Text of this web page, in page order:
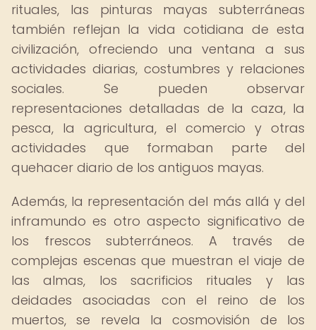
rituales, las pinturas mayas subterráneas
también reflejan la vida cotidiana de esta
civilización, ofreciendo una ventana a sus
actividades diarias, costumbres y relaciones
sociales. Se pueden observar
representaciones detalladas de la caza, la
pesca, la agricultura, el comercio y otras
actividades que formaban parte del
quehacer diario de los antiguos mayas.
Además, la representación del más allá y del
inframundo es otro aspecto significativo de
los frescos subterráneos. A través de
complejas escenas que muestran el viaje de
las almas, los sacrificios rituales y las
deidades asociadas con el reino de los
muertos, se revela la cosmovisión de los